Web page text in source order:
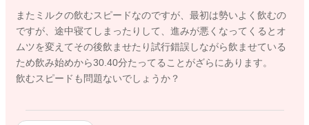
またミルクの飲むスピードなのですが、最初は勢いよく飲むの
ですが、途中寝てしまったりして、進みが悪くなってくるとオ
ムツを変えてその後飲ませたり試行錯誤しながら飲ませている
ため飲み始めから30.40分たってることがざらにあります。
飲むスピードも問題ないでしょうか？